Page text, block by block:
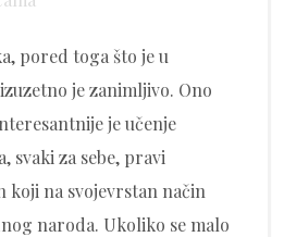
pored toga što je u
je zanimljivo. Ono
je učenje
svaki za sebe, pravi
koji na svojevrstan način
naroda. Ukoliko se malo